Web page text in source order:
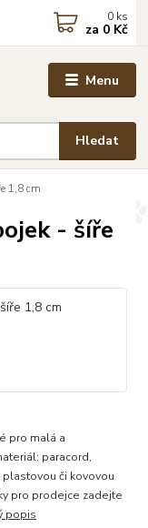
Menu
Hledat
0 ks
za 0 Kč
1,8 cm
- šíře
pro malá a
paracord,
či kovovou
pro prodejce zadejte
popis